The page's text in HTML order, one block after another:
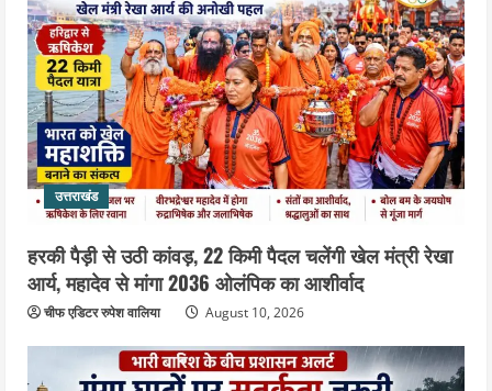
5
उत्तराखंड
युवा कांग्रेस के 66वें स्थापना दिवस पर हरिद्वार
में गूंजा युवाओं की आवाज बुलंद करने का संकल्प
August 9, 2026
उत्तराखंड
हरकी पैड़ी से उठी कांवड़, 22 किमी पैदल चलेंगी खेल मंत्री रेखा
आर्य, महादेव से मांगा 2036 ओलंपिक का आशीर्वाद
चीफ एडिटर रुपेश वालिया August 10, 2026